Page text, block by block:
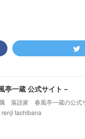
亭一蔵 公式サイト－
落語家 春風亭一蔵の公式
renji tachibana